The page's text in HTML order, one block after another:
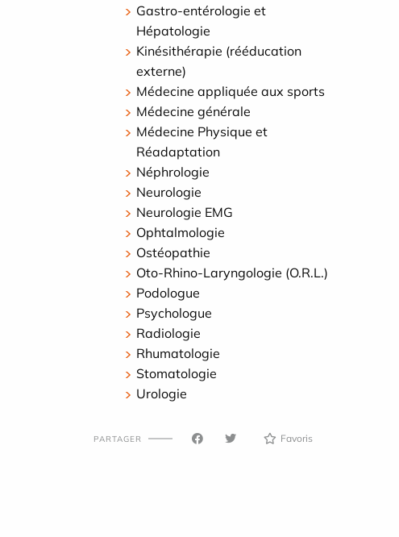
Gastro-entérologie et
Hépatologie
Kinésithérapie (rééducation
externe)
Médecine appliquée aux sports
Médecine générale
Médecine Physique et
Réadaptation
Néphrologie
Neurologie
Neurologie EMG
Ophtalmologie
Ostéopathie
Oto-Rhino-Laryngologie (O.R.L.)
Podologue
Psychologue
Radiologie
Rhumatologie
Stomatologie
Urologie
PARTAGER Favoris